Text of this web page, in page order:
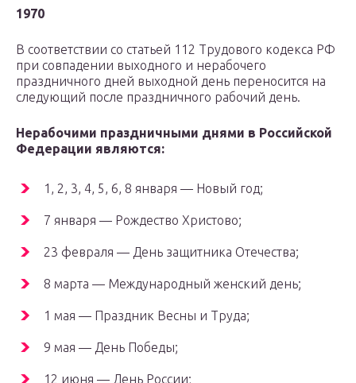
1970
В соответствии со статьей 112 Трудового кодекса РФ
при совпадении выходного и нерабочего
праздничного дней выходной день переносится на
следующий после праздничного рабочий день.
Нерабочими праздничными днями в Российской
Федерации являются:
1, 2, 3, 4, 5, 6, 8 января — Новый год;
7 января — Рождество Христово;
23 февраля — День защитника Отечества;
8 марта — Международный женский день;
1 мая — Праздник Весны и Труда;
9 мая — День Победы;
12 июня — День России;